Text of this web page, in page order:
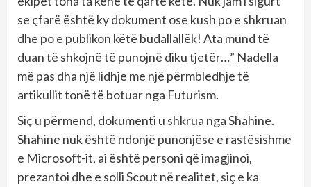
se çfarë është ky dokument ose kush po e shkruan
dhe po e publikon këtë budallallëk! Ata mund të
duan të shkojnë të punojnë diku tjetër…” Nadella
më pas dha një lidhje me një përmbledhje të
artikullit tonë të botuar nga Futurism.
Siç u përmend, dokumenti u shkrua nga Shahine.
Shahine nuk është ndonjë punonjëse e rastësishme
e Microsoft-it, ai është personi që imagjinoi,
prezantoi dhe e solli Scout në realitet, siç e ka